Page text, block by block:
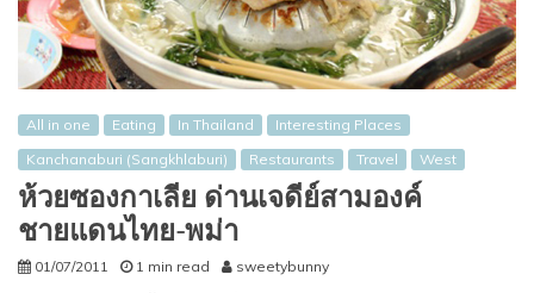
All in one Eating In Thailand
Interesting Places
Kanchanaburi (Sangkhlaburi)
Restaurants Travel West
ห้วยซองกาเลีย ด่านเจดีย์สามองค์
ชายแดนไทย-พม่า
01/07/2011 1 min read sweetybunny